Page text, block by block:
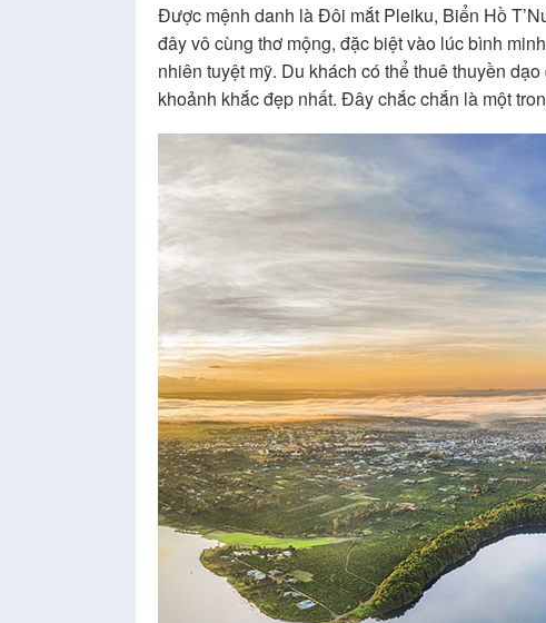
Được mệnh danh là Đôi mắt Pleiku, Biển Hồ
đây vô cùng thơ mộng, đặc biệt vào lúc bình
nhiên tuyệt mỹ. Du khách có thể thuê thuyền
khoảnh khắc đẹp nhất. Đây chắc chắn là một